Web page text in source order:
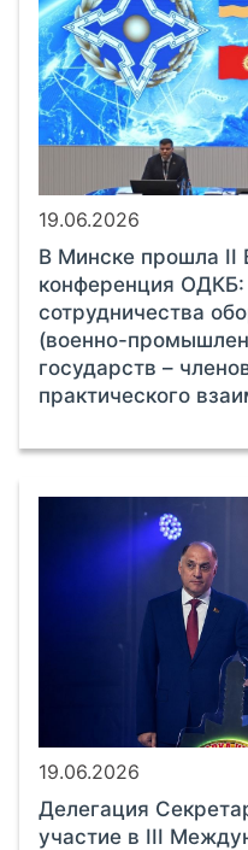
19.06.2026
В Минске прошла II
конференция ОДКБ:
сотрудничества
(военно-
государств –
практического
19.06.2026
Делегация
участие в III